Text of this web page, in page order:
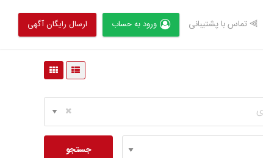
⫸ تماس با پشتیبانی ورود به حساب ارسال رایگان آگهی
جستجو